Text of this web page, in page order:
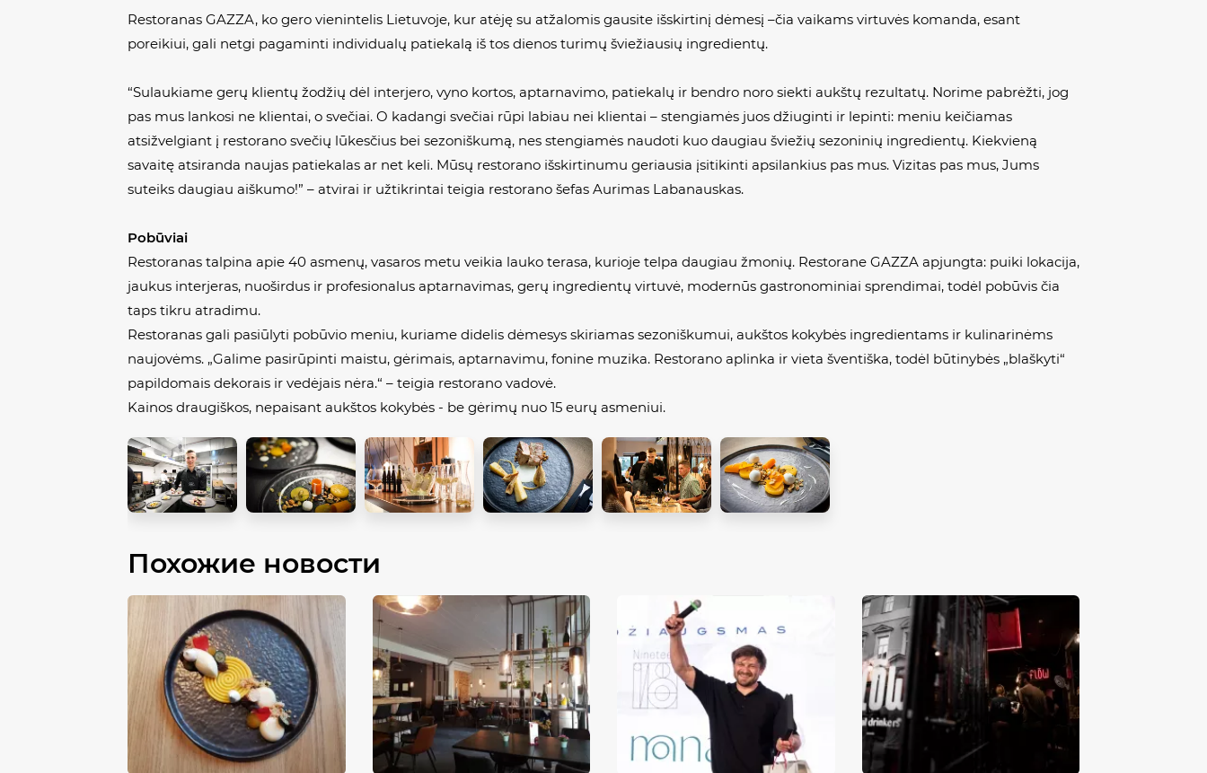
Restoranas GAZZA, ko gero vienintelis Lietuvoje, kur atėję su atžalomis gausite išskirtinį dėmesį –čia vaikams virtuvės komanda, esant
poreikiui, gali netgi pagaminti individualų patiekalą iš tos dienos turimų šviežiausių ingredientų.
“Sulaukiame gerų klientų žodžių dėl interjero, vyno kortos, aptarnavimo, patiekalų ir bendro noro siekti aukštų rezultatų. Norime pabrėžti, jog
pas mus lankosi ne klientai, o svečiai. O kadangi svečiai rūpi labiau nei klientai – stengiamės juos džiuginti ir lepinti: meniu keičiamas
atsižvelgiant į restorano svečių lūkesčius bei sezoniškumą, nes stengiamės naudoti kuo daugiau šviežių sezoninių ingredientų. Kiekvieną
savaitę atsiranda naujas patiekalas ar net keli. Mūsų restorano išskirtinumu geriausia įsitikinti apsilankius pas mus. Vizitas pas mus, Jums
suteiks daugiau aiškumo!” – atvirai ir užtikrintai teigia restorano šefas Aurimas Labanauskas.
Pobūviai
Restoranas talpina apie 40 asmenų, vasaros metu veikia lauko terasa, kurioje telpa daugiau žmonių. Restorane GAZZA apjungta: puiki lokacija,
jaukus interjeras, nuoširdus ir profesionalus aptarnavimas, gerų ingredientų virtuvė, modernūs gastronominiai sprendimai, todėl pobūvis čia
taps tikru atradimu.
Restoranas gali pasiūlyti pobūvio meniu, kuriame didelis dėmesys skiriamas sezoniškumui, aukštos kokybės ingredientams ir kulinarinėms
naujovėms. „Galime pasirūpinti maistu, gėrimais, aptarnavimu, fonine muzika. Restorano aplinka ir vieta šventiška, todėl būtinybės „blaškyti“
papildomais dekorais ir vedėjais nėra.“ – teigia restorano vadovė.
Kainos draugiškos, nepaisant aukštos kokybės - be gėrimų nuo 15 eurų asmeniui.
Похожие новости